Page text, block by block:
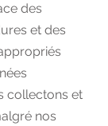
des
et des
collectons et
nos